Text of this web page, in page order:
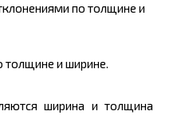
по толщине и
толщине и ширине.
ширина и толщина